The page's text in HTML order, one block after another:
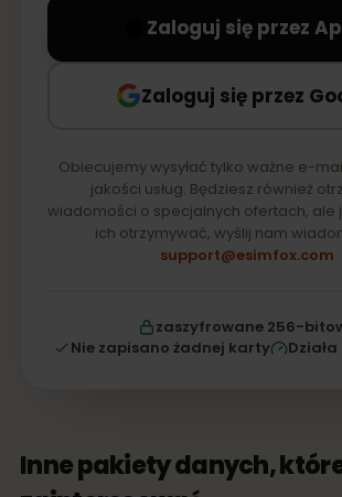
Zaloguj się przez
Zaloguj się przez
Obiecujemy wysyłać tylko ważne e-
jakości usług. Będziesz również
wiadomości o specjalnych ofertach, ale
ich otrzymywać, wyślij nam
support@esimfox.com
zaszyfrowane 256-
Nie zapisano żadnej karty
Inne pakiety danych,